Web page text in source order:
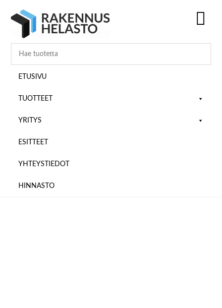
pääsisältöön
ensisijaiseen
alatunnisteeseen
ETUSIVU
TUOTTEET
YRITYS
ESITTEET
YHTEYSTIEDOT
HINNASTO